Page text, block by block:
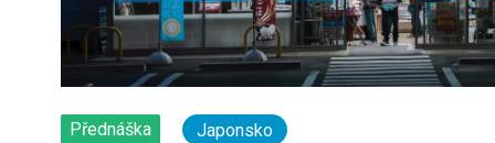
Přednáška Japonsko